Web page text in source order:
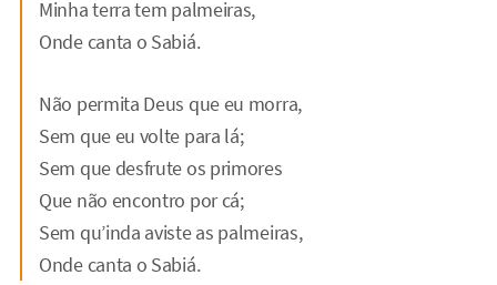
Minha terra tem palmeiras,
Onde canta o Sabiá.
Não permita Deus que eu morra,
Sem que eu volte para lá;
Sem que desfrute os primores
Que não encontro por cá;
Sem qu’inda aviste as palmeiras,
Onde canta o Sabiá.